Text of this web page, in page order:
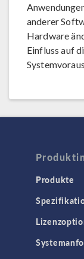
anderer
Hardware
Einfluss auf
Produkte